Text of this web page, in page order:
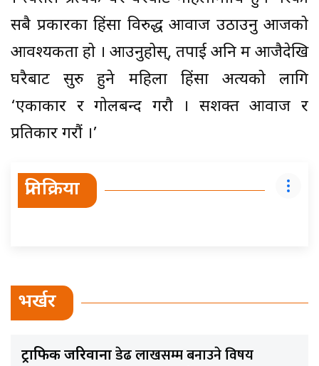
सबै प्रकारका हिंसा विरुद्ध आवाज उठाउनु आजको
आवश्यकता हो । आउनुहोस्, तपाई अनि म आजैदेखि
घरैबाट सुरु हुने महिला हिंसा अत्यको लागि
‘एकाकार र गोलबन्द गरौ । सशक्त आवाज र
प्रतिकार गरौं ।’
प्रतिक्रिया
भर्खर
ट्राफिक जरिवानाडेढ लाखसम्म बनाउने विषय